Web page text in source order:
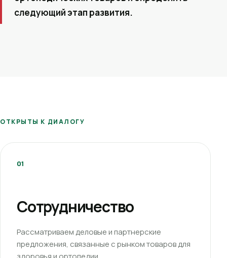
следующий этап развития.
ОТКРЫТЫ К ДИАЛОГУ
01
Сотрудничество
Рассматриваем деловые и партнерские
предложения, связанные с рынком товаров для